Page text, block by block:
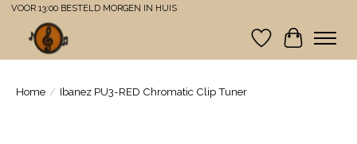
VOOR 13:00 BESTELD MORGEN IN HUIS
Verlanglijst
Home / Ibanez PU3-RED Chromatic Clip Tuner